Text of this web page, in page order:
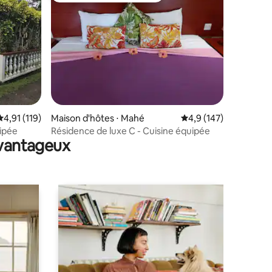
: 4,52 sur 5
moyenne sur la base de 119 commentaires : 4,91 sur 5
4,91 (119)
Maison d'hôtes ⋅ Mahé Évaluation moyenne
4,9 (147)
Résidence de luxe C - Cuisine équipée